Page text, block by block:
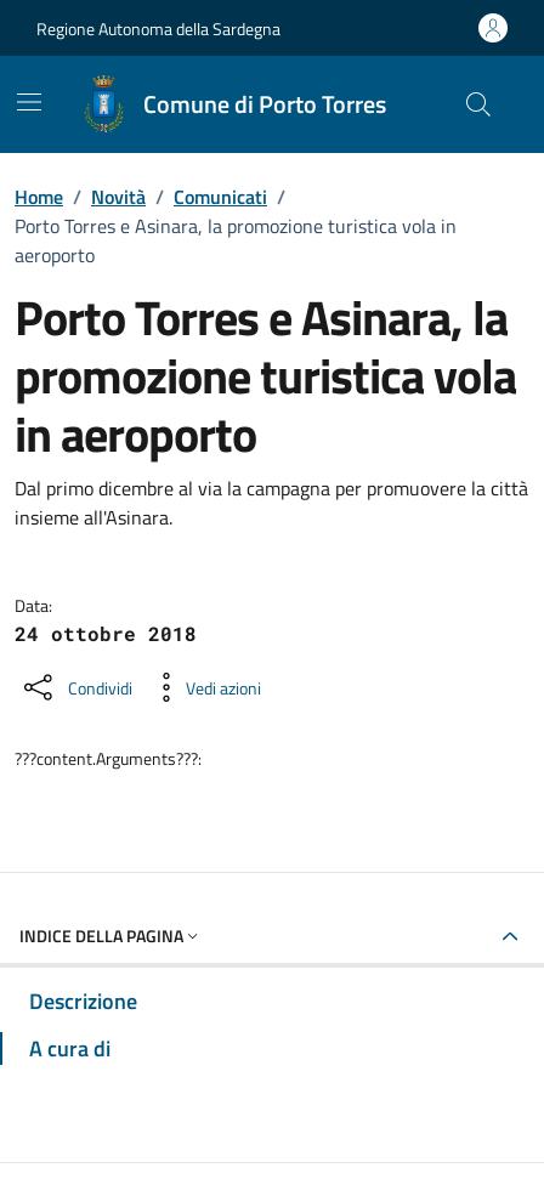
Regione Autonoma della Sardegna
Comune di Porto Torres
Home / Novità / Comunicati /
Porto Torres e Asinara, la promozione turistica vola in
aeroporto
Porto Torres e Asinara, la
promozione turistica vola
in aeroporto
Dettagli della notizia
Dal primo dicembre al via la campagna per promuovere la città
insieme all'Asinara.
Data:
24 ottobre 2018
Condividi Vedi azioni
???content.Arguments???:
INDICE DELLA PAGINA
Descrizione
A cura di